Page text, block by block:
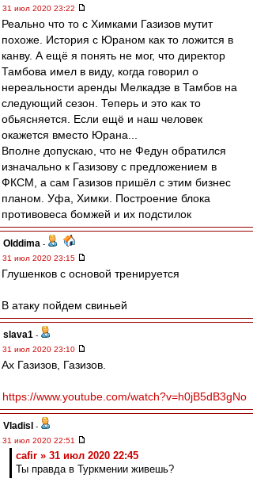
31 июл 2020 23:22
Реально что то с Химками Газизов мутит
похоже. История с Юраном как то ложится в
канву. А ещё я понять не мог, что директор
Тамбова имел в виду, когда говорил о
нереальности аренды Мелкадзе в Тамбов на
следующий сезон. Теперь и это как то
обьясняется. Если ещё и наш человек
окажется вместо Юрана...
Вполне допускаю, что не Федун обратился
изначально к Газизову с предложением в
ФКСМ, а сам Газизов пришёл с этим бизнес
планом. Уфа, Химки. Построение блока
противовеса бомжей и их подстилок
Olddima -
31 июл 2020 23:15
Глушенков с основой тренируется
В атаку пойдем свиньей
slava1 -
31 июл 2020 23:10
Ах Газизов, Газизов.
https://www.youtube.com/watch?v=h0jB5dB3gNo
Vladisl
-
31 июл 2020 22:51
cafir » 31 июл 2020 22:45
Ты правда в Туркмении живешь?